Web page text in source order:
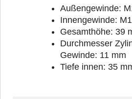
Außengewinde:
Innengewinde:
Gesamthöhe: 39
Durchmesser
Gewinde: 11 mm
Tiefe innen: 35